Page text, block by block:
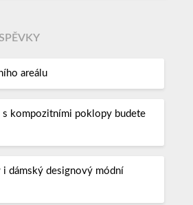
areálu
s kompozitními poklopy budete
i dámský designový módní